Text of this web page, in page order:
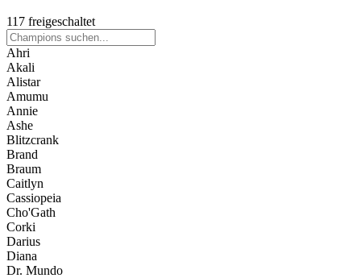
117 freigeschaltet
Ahri
Akali
Alistar
Amumu
Annie
Ashe
Blitzcrank
Brand
Braum
Caitlyn
Cassiopeia
Cho'Gath
Corki
Darius
Diana
Dr. Mundo